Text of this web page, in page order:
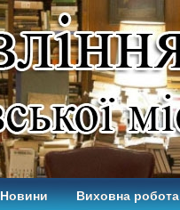
Новини Виховна робота